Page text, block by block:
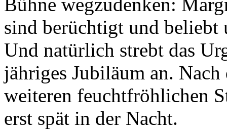
Bühne wegzudenken:
sind berüchtigt und beliebt
Und natürlich strebt das
jähriges Jubiläum an.
weiteren feuchtfröhlichen
erst spät in der Nacht.